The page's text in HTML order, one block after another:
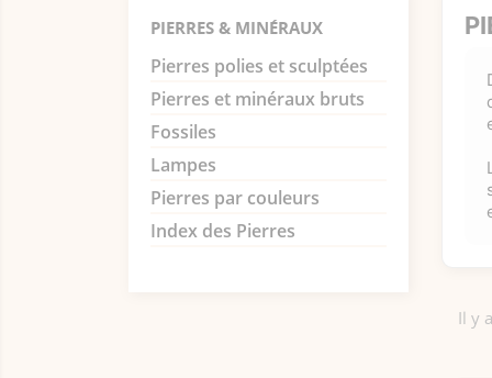
PIERRES & MINÉRAUX
Pierres polies et sculptées
Pierres et minéraux bruts
Fossiles
Lampes
Pierres par couleurs
Index des Pierres
Il y